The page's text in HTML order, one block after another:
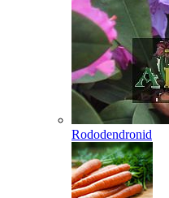
Rododendronid